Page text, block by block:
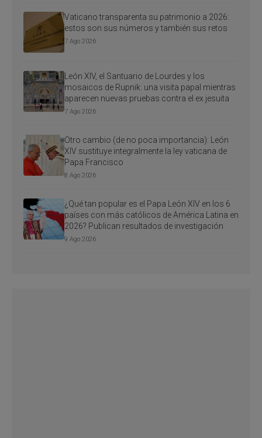
Vaticano transparenta su patrimonio a 2026:
estos son sus números y también sus retos
7 Ago 2026
León XIV, el Santuario de Lourdes y los
mosaicos de Rupnik: una visita papal mientras
aparecen nuevas pruebas contra el ex jesuita
7 Ago 2026
Otro cambio (de no poca importancia): León
XIV sustituye integralmente la ley vaticana de
Papa Francisco
8 Ago 2026
¿Qué tan popular es el Papa León XIV en los 6
países con más católicos de América Latina en
2026? Publican resultados de investigación
9 Ago 2026